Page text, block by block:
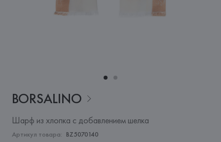
BORSALINO
Шарф из хлопка с добавлением шелка
Артикул товара: BZ5070140